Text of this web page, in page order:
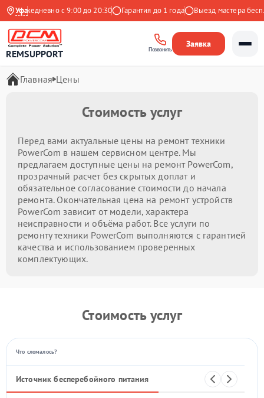
Уфа
Ежедневно с 9:00 до 20:30 Гарантия до 1 года Выезд мастера
REMSUPPORT Позвонить
Заявка
Главная Цены
Стоимость услуг
Перед вами актуальные цены на ремонт техники
PowerCom в нашем сервисном центре. Мы
предлагаем доступные цены на ремонт PowerCom,
прозрачный расчет без скрытых доплат и
обязательное согласование стоимости до начала
ремонта. Окончательная цена на ремонт устройств
PowerCom зависит от модели, характера
неисправности и объёма работ. Все услуги по
ремонту техники PowerCom выполняются с гарантией
качества и использованием проверенных
комплектующих.
Стоимость услуг
Что сломалось?
Источник бесперебойного питания